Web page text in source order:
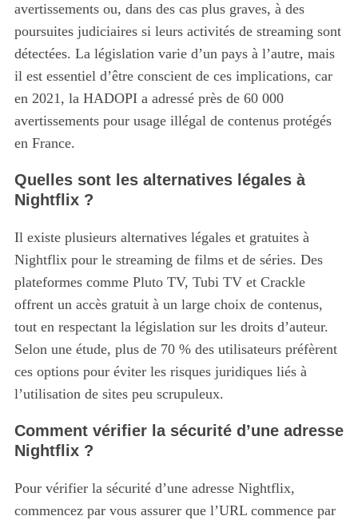
avertissements ou, dans des cas plus graves, à des
poursuites judiciaires si leurs activités de streaming sont
détectées. La législation varie d’un pays à l’autre, mais
il est essentiel d’être conscient de ces implications, car
en 2021, la HADOPI a adressé près de 60 000
avertissements pour usage illégal de contenus protégés
en France.
Quelles sont les alternatives légales à
Nightflix ?
Il existe plusieurs alternatives légales et gratuites à
Nightflix pour le streaming de films et de séries. Des
plateformes comme Pluto TV, Tubi TV et Crackle
offrent un accès gratuit à un large choix de contenus,
tout en respectant la législation sur les droits d’auteur.
Selon une étude, plus de 70 % des utilisateurs préfèrent
ces options pour éviter les risques juridiques liés à
l’utilisation de sites peu scrupuleux.
Comment vérifier la sécurité d’une adresse
Nightflix ?
Pour vérifier la sécurité d’une adresse Nightflix,
commencez par vous assurer que l’URL commence par